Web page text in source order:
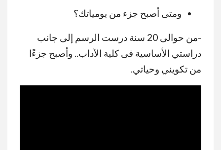
ومتى أصبح جزء من يومياتك؟
-من حوالى 20 سنة درست الرسم إلى جانب
دراستي الأساسية فى كلية الآداب.. وأصبح جزءًا
من تكويني وحياتي.